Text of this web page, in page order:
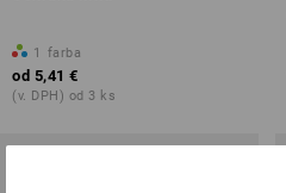
1 farba
od 5,41 €
(v. DPH) od 3 ks